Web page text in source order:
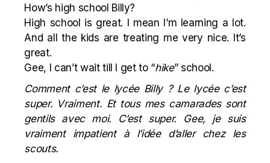
How’s high school Billy?
High school is great. I mean I’m learning a lot.
And all the kids are treating me very nice. It’s
great.
Gee, I can’t wait till I get to “hike” school.
Comment c’est le lycée Billy ? Le lycée c’est
super. Vraiment. Et tous mes camarades sont
gentils avec moi. C’est super. Gee, je suis
vraiment impatient à l’idée d’aller chez les
scouts.